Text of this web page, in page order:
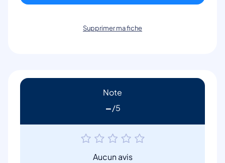
Supprimer ma fiche
Note
-
Aucun avis